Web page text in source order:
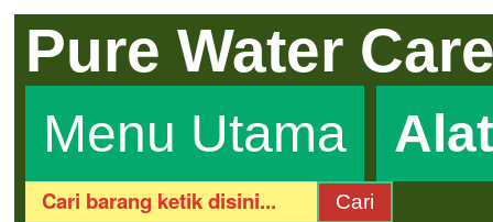
Pure Water
Menu Utama